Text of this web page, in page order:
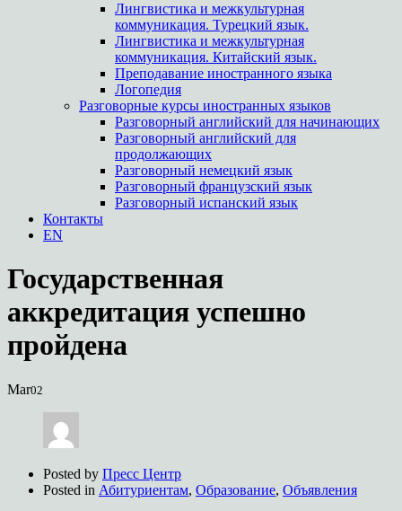
Лингвистика и межкультурная
коммуникация. Турецкий язык.
Лингвистика и межкультурная
коммуникация. Китайский язык.
Преподавание иностранного языка
Логопедия
Разговорные курсы иностранных языков
Разговорный английский для начинающих
Разговорный английский для
продолжающих
Разговорный немецкий язык
Разговорный французский язык
Разговорный испанский язык
Контакты
EN
Государственная
аккредитация успешно
пройдена
Mar02
Posted by Пресс Центр
Posted in Абитуриентам, Образование, Объявления